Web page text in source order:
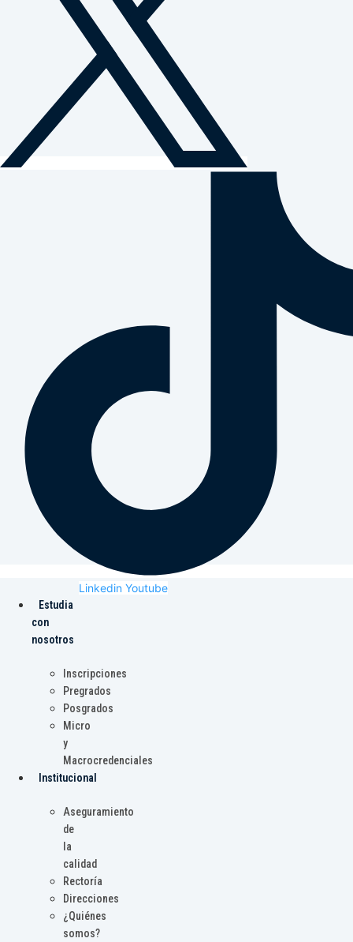
Linkedin Youtube
Estudia
con
nosotros
Inscripciones
Pregrados
Posgrados
Micro
y
Macrocredenciales
Institucional
Aseguramiento
de
la
calidad
Rectoría
Direcciones
¿Quiénes
somos?